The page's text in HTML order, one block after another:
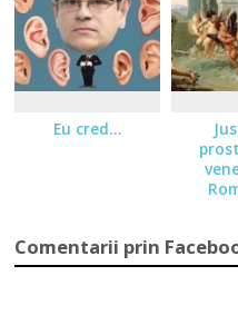
Eu cred…
Comentarii prin